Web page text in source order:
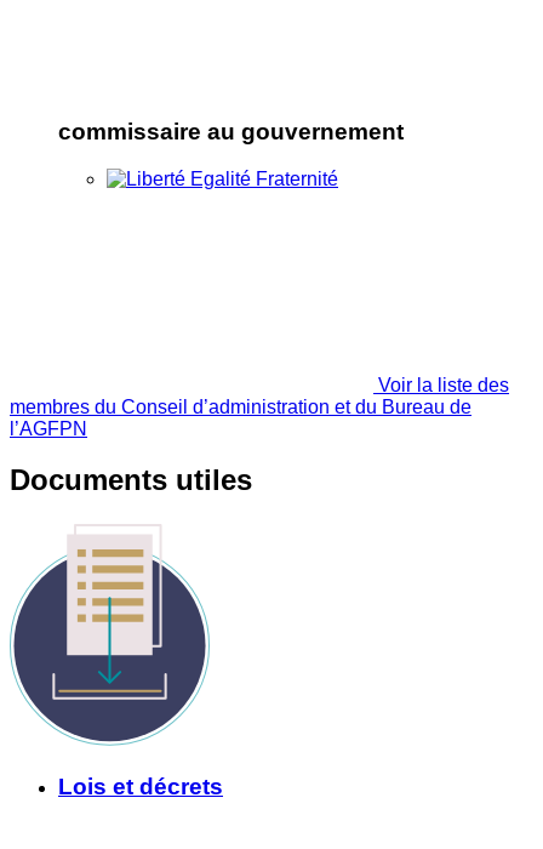
commissaire au gouvernement
Voir la liste des
membres du Conseil d’administration et du Bureau de
l’AGFPN
Documents utiles
Lois et décrets